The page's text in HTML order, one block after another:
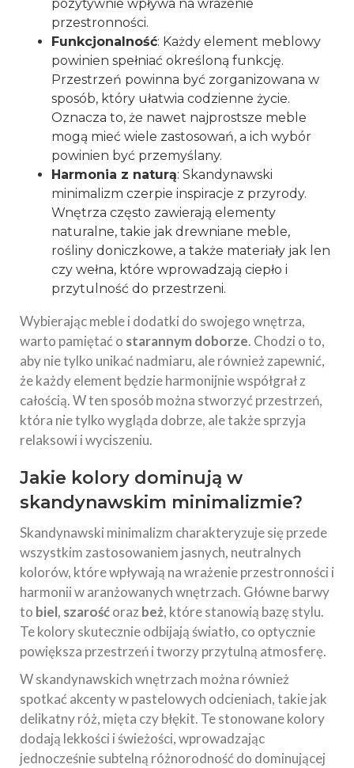
pozytywnie wpływa na wrażenie
przestronności.
Funkcjonalność: Każdy element meblowy
powinien spełniać określoną funkcję.
Przestrzeń powinna być zorganizowana w
sposób, który ułatwia codzienne życie.
Oznacza to, że nawet najprostsze meble
mogą mieć wiele zastosowań, a ich wybór
powinien być przemyślany.
Harmonia z naturą: Skandynawski
minimalizm czerpie inspiracje z przyrody.
Wnętrza często zawierają elementy
naturalne, takie jak drewniane meble,
rośliny doniczkowe, a także materiały jak len
czy wełna, które wprowadzają ciepło i
przytulność do przestrzeni.
Wybierając meble i dodatki do swojego wnętrza,
warto pamiętać o starannym doborze. Chodzi o to,
aby nie tylko unikać nadmiaru, ale również zapewnić,
że każdy element będzie harmonijnie współgrał z
całością. W ten sposób można stworzyć przestrzeń,
która nie tylko wygląda dobrze, ale także sprzyja
relaksowi i wyciszeniu.
Jakie kolory dominują w
skandynawskim minimalizmie?
Skandynawski minimalizm charakteryzuje się przede
wszystkim zastosowaniem jasnych, neutralnych
kolorów, które wpływają na wrażenie przestronności i
harmonii w aranżowanych wnętrzach. Główne barwy
to biel, szarośćoraz beż, które stanowią bazę stylu.
Te kolory skutecznie odbijają światło, co optycznie
powiększa przestrzeń i tworzy przytulną atmosferę.
W skandynawskich wnętrzach można również
spotkać akcenty w pastelowych odcieniach, takie jak
delikatny róż, mięta czy błękit. Te stonowane kolory
dodają lekkości i świeżości, wprowadzając
jednocześnie subtelną różnorodność do dominującej